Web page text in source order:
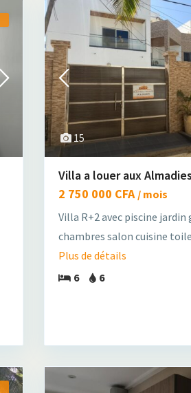
15
Villa a louer aux Almadies
2 750 000 CFA / mois
Villa R+2 avec piscine jardin
chambres salon cuisine
Plus de détails
6
6